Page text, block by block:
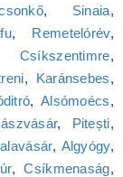
, Sinaia,
, Remetelórév,
Csíkszentimre,
, Karánsebes,
, Alsómoécs,
, Pitești,
, Algyógy,
,Csíkmenaság,